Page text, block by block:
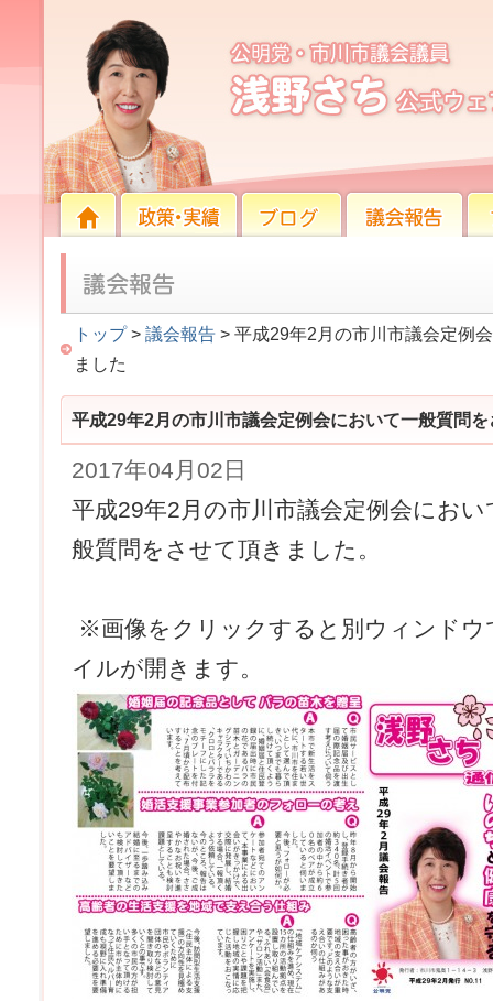
平成29年2月の市川市議会定例会において一般質
トップ> 議会報告 > 平成29年2月の市川市議会定例
ました
平成29年2月の市川市議会定例会において一般質問
2017年04月02日
平成29年2月の市川市議会定例会にお
般質問をさせて頂きました。
※画像をクリックすると別ウィンドウ
イルが開きます。
HOME
HOME